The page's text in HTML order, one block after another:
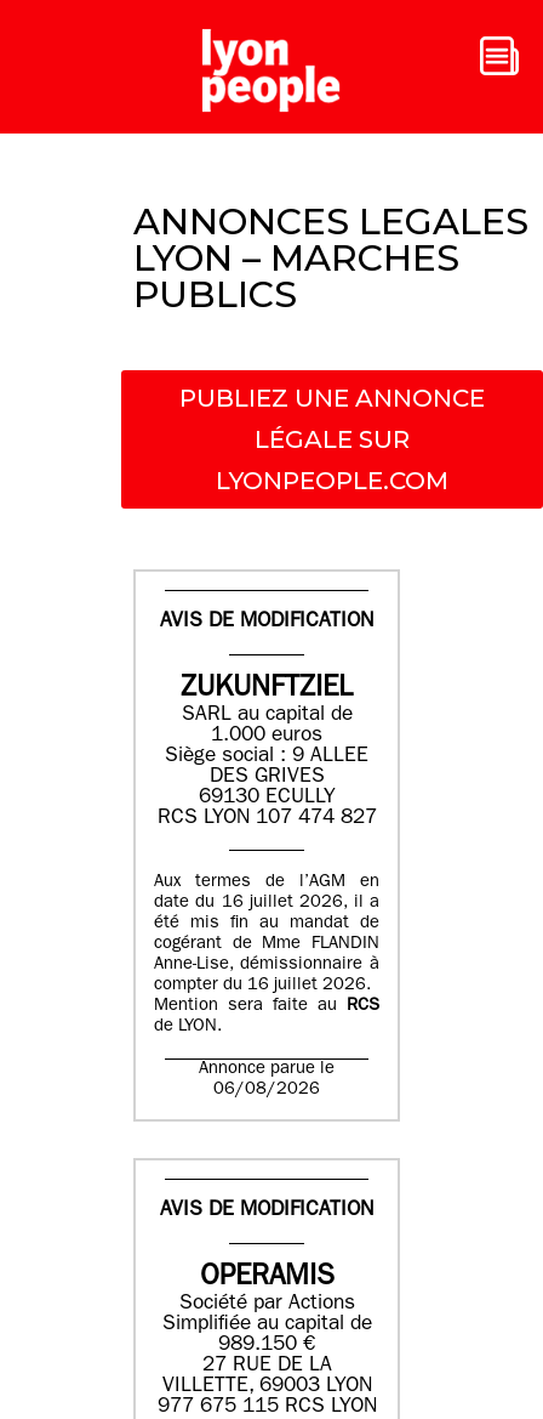
ANNONCES LEGALES
LYON – MARCHES
PUBLICS
PUBLIEZ UNE ANNONCE
LÉGALE SUR
LYONPEOPLE.COM
AVIS DE MODIFICATION
ZUKUNFTZIEL
SARL au capital de
1.000 euros
Siège social : 9 ALLEE
DES GRIVES
69130 ECULLY
RCS LYON 107 474 827
Aux termes de l’AGM en
date du 16 juillet 2026, il a
été mis fin au mandat de
cogérant de Mme FLANDIN
Anne-Lise, démissionnaire à
compter du 16 juillet 2026.
Mention sera faite au RCS
de LYON.
Annonce parue le
06/08/2026
AVIS DE MODIFICATION
OPERAMIS
Société par Actions
Simplifiée au capital de
989.150 €
27 RUE DE LA
VILLETTE, 69003 LYON
977 675 115 RCS LYON